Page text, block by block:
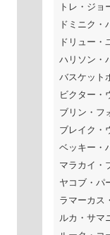
トレ・ジョ
ドミニク・
ドリュー・
ハリソン・
バスケット
ビクター・
ブリン・フ
ブレイク・
ベッキー・
マラカイ・
ヤコブ・パ
ラマーカス
ルカ・サマ